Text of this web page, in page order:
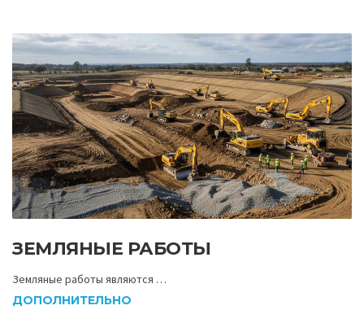
ЗЕМЛЯНЫЕ РАБОТЫ
Земляные работы являются …
ДОПОЛНИТЕЛЬНО